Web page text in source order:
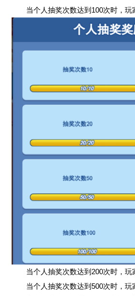
当个人抽奖次数达到100次时，玩
当个人抽奖次数达到200次时，
当个人抽奖次数达到500次时，